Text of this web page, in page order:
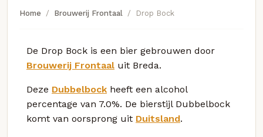
Home Brouwerij Frontaal Drop Bock
De Drop Bock is een bier gebrouwen door
Brouwerij Frontaal uit Breda.
Deze Dubbelbock heeft een alcohol
percentage van 7.0%. De bierstijl Dubbelbock
komt van oorsprong uit Duitsland.